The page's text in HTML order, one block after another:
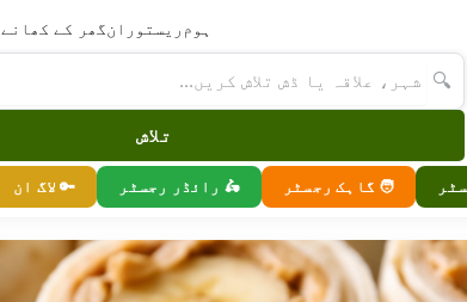
ہوم ریستورانگھر کے کھانے
🔍
تلاش
🧑 گاہک رجسٹر 🛵 رائڈر رجسٹر 🔑 لاگ ان